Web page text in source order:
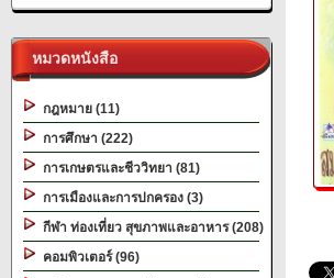
หมวดหนังสือ
กฎหมาย (11)
การศึกษา (222)
การเกษตรและชีววิทยา (81)
การเมืองและการปกครอง (3)
กีฬา ท่องเที่ยว สุขภาพและอาหาร (208)
คอมพิวเตอร์ (96)